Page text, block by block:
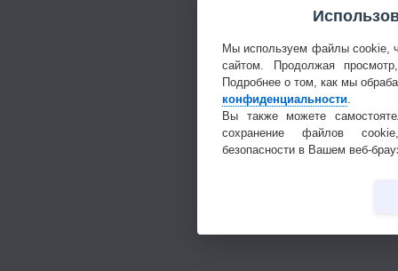
Мы используем файлы cookie,
сайтом. Продолжая
Подробнее о том, как мы
конфиденциальности.
Вы также можете
сохранение файлов
безопасности в Вашем веб-